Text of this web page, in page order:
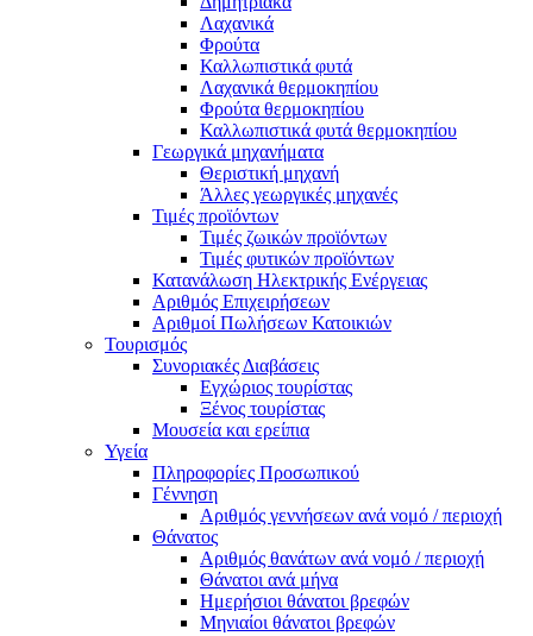
Λαχανικά
Φρούτα
Καλλωπιστικά φυτά
Λαχανικά θερμοκηπίου
Φρούτα θερμοκηπίου
Καλλωπιστικά φυτά θερμοκηπίου
Γεωργικά μηχανήματα
Θεριστική μηχανή
Άλλες γεωργικές μηχανές
Τιμές προϊόντων
Τιμές ζωικών προϊόντων
Τιμές φυτικών προϊόντων
Κατανάλωση Ηλεκτρικής Ενέργειας
Αριθμός Επιχειρήσεων
Αριθμοί Πωλήσεων Κατοικιών
Τουρισμός
Συνοριακές Διαβάσεις
Εγχώριος τουρίστας
Ξένος τουρίστας
Μουσεία και ερείπια
Υγεία
Πληροφορίες Προσωπικού
Γέννηση
Αριθμός γεννήσεων ανά νομό / περιοχή
Θάνατος
Αριθμός θανάτων ανά νομό / περιοχή
Θάνατοι ανά μήνα
Ημερήσιοι θάνατοι βρεφών
Μηνιαίοι θάνατοι βρεφών